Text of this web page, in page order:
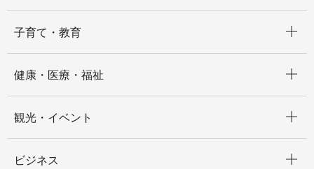
子育て・教育
健康・医療・福祉
観光・イベント
ビジネス